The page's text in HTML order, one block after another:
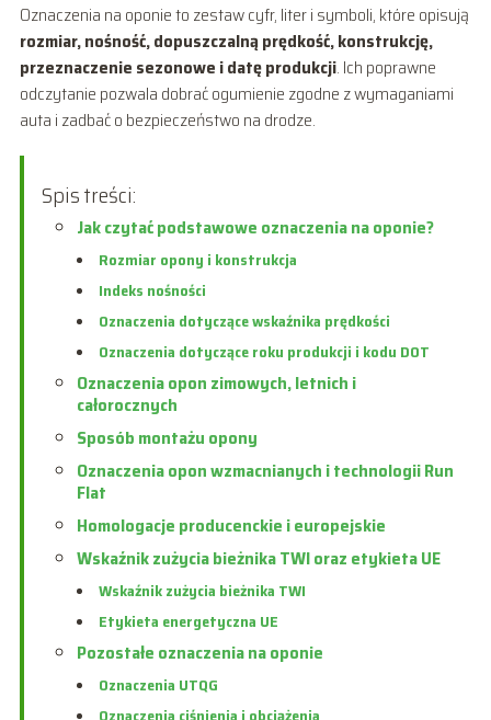
Oznaczenia na oponie to zestaw cyfr, liter i symboli, które opisują
rozmiar, nośność, dopuszczalną prędkość, konstrukcję,
przeznaczenie sezonowe i datę produkcji. Ich poprawne
odczytanie pozwala dobrać ogumienie zgodne z wymaganiami
auta i zadbać o bezpieczeństwo na drodze.
Spis treści:
Jak czytać podstawowe oznaczenia na oponie?
Rozmiar opony i konstrukcja
Indeks nośności
Oznaczenia dotyczące wskaźnika prędkości
Oznaczenia dotyczące roku produkcji i kodu DOT
Oznaczenia opon zimowych, letnich i
całorocznych
Sposób montażu opony
Oznaczenia opon wzmacnianych i technologii Run
Flat
Homologacje producenckie i europejskie
Wskaźnik zużycia bieżnika TWI oraz etykieta UE
Wskaźnik zużycia bieżnika TWI
Etykieta energetyczna UE
Pozostałe oznaczenia na oponie
Oznaczenia UTQG